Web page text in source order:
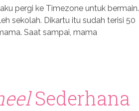
pergi ke Timezone untuk bermain.
sekolah. Dikartu itu sudah terisi 50
Saat sampai, mama
Sederhana